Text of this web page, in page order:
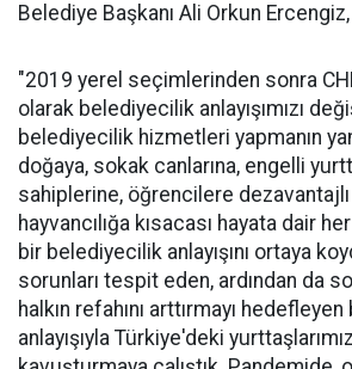
Belediye Başkanı Ali Orkun
"2019 yerel seçimlerinden sonra
olarak belediyecilik anlayışımızı
belediyecilik hizmetleri yapmanın
doğaya, sokak canlarına, engelli
sahiplerine, öğrencilere
hayvancılığa kısacası hayata dair
bir belediyecilik anlayışını ortaya
sorunları tespit eden, ardından da
halkın refahını arttırmayı
anlayışıyla Türkiye'deki